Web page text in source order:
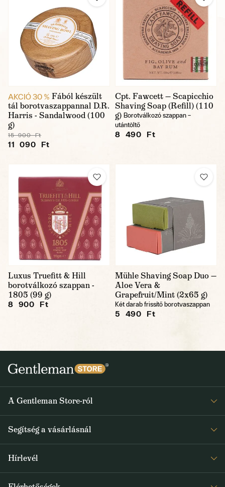
AKCIÓ 30 % Fából készült
tál borotvaszappannal D.R.
Harris - Sandalwood (100
g)
15 900 Ft
11 090 Ft
Cpt. Fawcett — Scapicchio
Shaving Soap (Refill) (110
g) Borotválkozó szappan –
utántöltő
8 490 Ft
Luxus Truefitt & Hill
borotválkozó szappan -
1805 (99 g)
8 900 Ft
Mühle Shaving Soap Duo —
Aloe Vera &
Grapefruit/Mint (2x65 g)
Két darab frissítő borotvaszappan
5 490 Ft
A Gentleman Store-ról
Rólunk
Journal
Segítség a vásárlásnál
Általános Szerződési Feltételek
Hírlevél